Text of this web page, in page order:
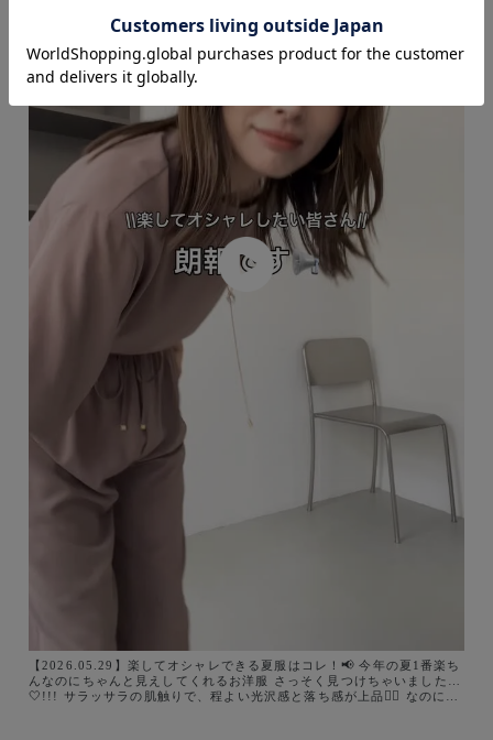
【2026.05.29】楽してオシャレできる夏服はコレ！📢 今年の夏1番楽ち
んなのにちゃんと見えしてくれるお洋服 さっそく見つけちゃいました…
🤍!!! サラッサラの肌触りで、程よい光沢感と落ち感が上品🧚‍♀️ なのにシ